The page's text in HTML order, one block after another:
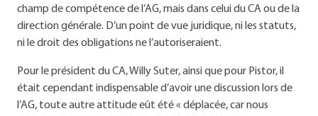
champ de compétence de l’AG, mais dans celui du CA ou de la
direction générale. D’un point de vue juridique, ni les statuts,
ni le droit des obligations ne l’autoriseraient.
Pour le président du CA, Willy Suter, ainsi que pour Pistor, il
était cependant indispensable d’avoir une discussion lors de
l’AG, toute autre attitude eût été « déplacée, car nous